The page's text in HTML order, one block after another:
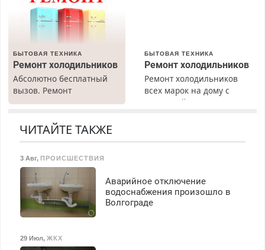
БЫТОВАЯ ТЕХНИКА
Ремонт холодильников
Абсолютно бесплатный
вызов. Ремонт
холодильников всех
гарантией. Все р-ны.
40%. Мастер со стажем.
БЫТОВАЯ ТЕХНИКА
Ремонт холодильников
Ремонт холодильников
всех марок на дому с
гарантией. Замена
ЧИТАЙТЕ ТАКЖЕ
3 Авг, ПРОИСШЕСТВИЯ
Аварийное отключение
водоснабжения произошло в
Волгограде
29 Июл, ЖКХ